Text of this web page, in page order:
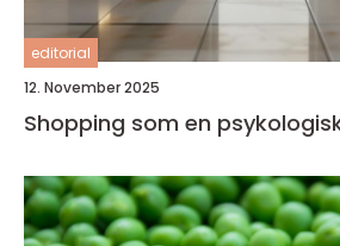
editorial
12. November 2025
Shopping som en